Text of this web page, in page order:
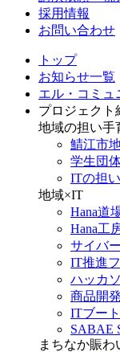
採用情報
お問い合わせ
トップ
お知らせ一覧
エル・コミュ
プロジェクト
地域の担い手
鯖江市
学生団
ITの担
地域×IT
Hana道
Hana工
サイバ
IT推進
ハッカ
商品開発
ITブー
SABAE
まちなか賑わ